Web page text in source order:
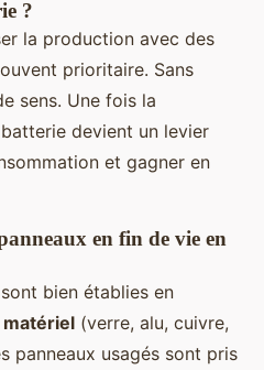
?
la production avec des
prioritaire. Sans
sens. Une fois la
devient un levier
et gagner en
en fin de vie en
bien établies en
matériel (verre, alu, cuivre,
panneaux usagés sont pris